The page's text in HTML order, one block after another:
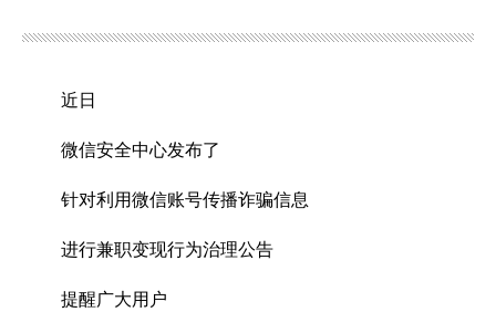
近日
微信安全中心发布了
针对利用微信账号传播诈骗信息
进行兼职变现行为治理公告
提醒广大用户